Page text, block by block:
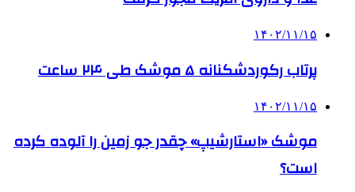
۱۴۰۲/۱۱/۱۵
پرتاب رکوردشکنانه ۵ موشک طی ۲۴ ساعت
۱۴۰۲/۱۱/۱۵
موشک «استارشیپ» چقدر جو زمین را آلوده کرده
است؟